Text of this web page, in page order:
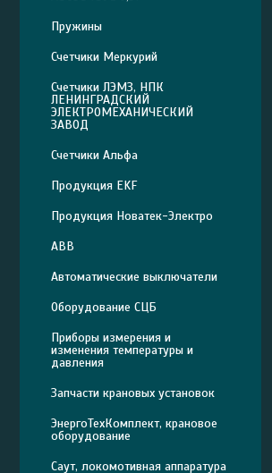
Пружины
Счетчики Меркурий
Счетчики ЛЭМЗ, НПК
ЛЕНИНГРАДСКИЙ
ЭЛЕКТРОМЕХАНИЧЕСКИЙ
ЗАВОД
Счетчики Альфа
Продукция EKF
Продукция Новатек-Электро
ABB
Автоматические выключатели
Оборудование СЦБ
Приборы измерения и
изменения температуры и
давления
Запчасти крановых установок
ЭнергоТехКомплект, крановое
оборудование
Саут, локомотивная аппаратура